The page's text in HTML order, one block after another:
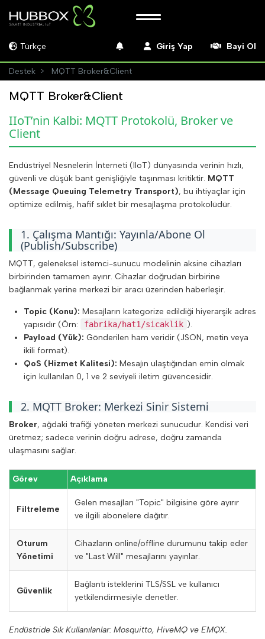
Türkçe Giriş Yap Bayi Ol
Destek MQTT Broker&Client
MQTT Broker&Client
IIoT’nin Kalbi: MQTT Protokolü, Broker ve
Client
Endüstriyel Nesnelerin İnterneti (IIoT) dünyasında verinin hızlı,
güvenli ve düşük bant genişliğiyle taşınması kritiktir. MQTT
(Message Queuing Telemetry Transport), bu ihtiyaçlar için
optimize edilmiş, hafif sıklet bir mesajlaşma protokolüdür.
1. Çalışma Mantığı: Yayınla/Abone Ol
(Publish/Subscribe)
MQTT, geleneksel istemci-sunucu modelinin aksine cihazları
birbirinden tamamen ayırır. Cihazlar doğrudan birbirine
bağlanmak yerine merkezi bir aracı üzerinden haberleşir.
Topic (Konu): Mesajların kategorize edildiği hiyerarşik adres
yapısıdır (Örn:
fabrika/hat1/sicaklik ).
Payload (Yük): Gönderilen ham veridir (JSON, metin veya
ikili format).
QoS (Hizmet Kalitesi): Mesajın ulaştığından emin olmak
için kullanılan 0, 1 ve 2 seviyeli iletim güvencesidir.
2. MQTT Broker: Merkezi Sinir Sistemi
Broker, ağdaki trafiği yöneten merkezi sunucudur. Kendisi veri
üretmez; sadece verinin doğru adrese, doğru zamanda
ulaşmasını sağlar.
Görev Açıklama
Filtreleme
Gelen mesajları "Topic" bilgisine göre ayırır
ve ilgili abonelere dağıtır.
Oturum
Yönetimi
Cihazların online/offline durumunu takip eder
ve "Last Will" mesajlarını yayınlar.
Güvenlik
Bağlantı isteklerini TLS/SSL ve kullanıcı
yetkilendirmesiyle denetler.
Endüstride Sık Kullanılanlar: Mosquitto, HiveMQ ve EMQX.